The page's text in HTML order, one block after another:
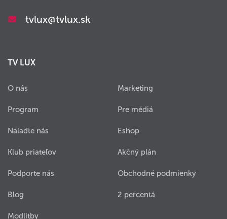
tvlux@tvlux.sk
TV LUX
O nás
Program
Nalaďte nás
Klub priateľov
Podporte nás
Blog
Modlitby
Marketing
Pre médiá
Eshop
Akčný plán
Obchodné podmienky
2 percentá